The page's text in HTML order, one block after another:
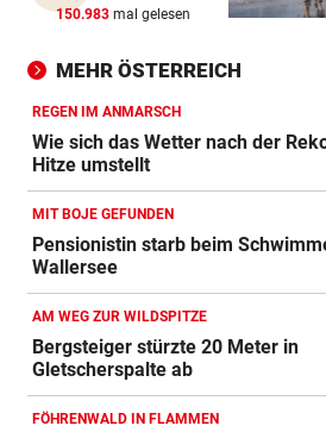
WIR HATTEN 41,2 GRAD! vor
Erneuter Allzeit-Rekord ++
noch nicht vorbei
BEAMTE SIND AM ZUG vor 6
Feilschen um neue
geht munter weiter
POLIZEI SUCHT HINWEISE vor 6
Goldkettenräuber von Graz:
Weitere Opfer vermutet
150.983 mal gelesen
MEHR ÖSTERREICH
REGEN IM ANMARSCH
Wie sich das Wetter nach der
Hitze umstellt
MIT BOJE GEFUNDEN
Pensionistin starb beim
Wallersee
AM WEG ZUR WILDSPITZE
Bergsteiger stürzte 20 Meter in
Gletscherspalte ab
FÖHRENWALD IN FLAMMEN